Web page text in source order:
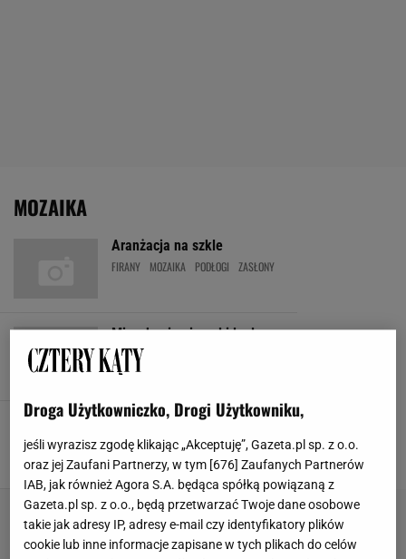
MOZAIKA
Aranżacja na szkle
FIRANY MOZAIKA PODŁOGI ZASŁONY
Mieszkanie niemal idealne
KOMINKI
Na barwnym szlaku
ARCHITEKTURA WNĘTRZ KUCHENKI MOZAIKA OŚWIETLENIE
Droga Użytkowniczko, Drogi Użytkowniku,
jeśli wyrazisz zgodę klikając „Akceptuję”, Gazeta.pl sp. z o.o.
oraz jej Zaufani Partnerzy, w tym [676] Zaufanych Partnerów
IAB, jak również Agora S.A. będąca spółką powiązaną z
Gazeta.pl sp. z o.o., będą przetwarzać Twoje dane osobowe
takie jak adresy IP, adresy e-mail czy identyfikatory plików
cookie lub inne informacje zapisane w tych plikach do celów